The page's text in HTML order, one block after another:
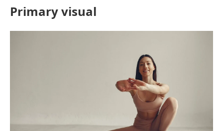
Primary visual